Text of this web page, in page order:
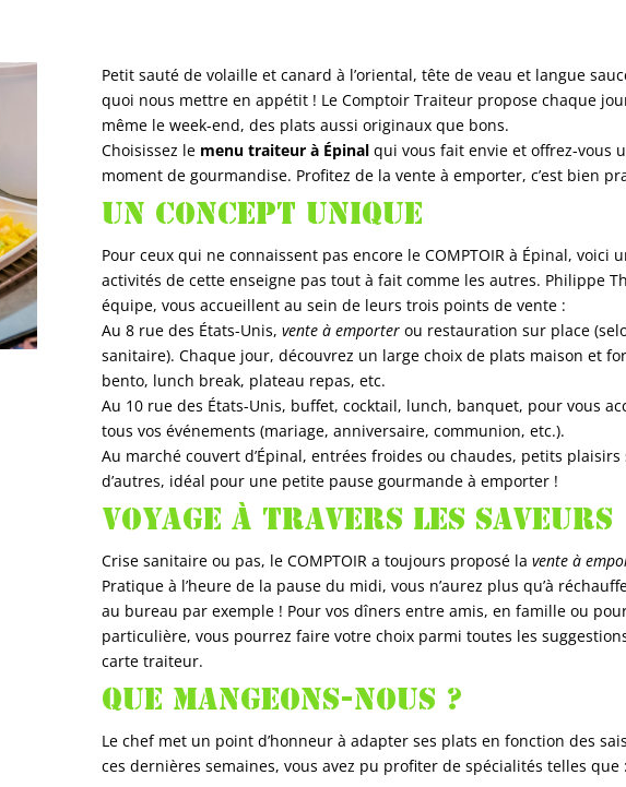
Petit sauté de volaille et canard à l’oriental, tête de veau et langue
quoi nous mettre en appétit ! Le Comptoir Traiteur propose chaque
même le week-end, des plats aussi originaux que bons.
Choisissez le menu traiteur à Épinal qui vous fait envie et offrez-vous
moment de gourmandise. Profitez de la vente à emporter, c’est bien
Un concept unique
Pour ceux qui ne connaissent pas encore le COMPTOIR à Épinal, voici
activités de cette enseigne pas tout à fait comme les autres. Philippe
équipe, vous accueillent au sein de leurs trois points de vente :
Au 8 rue des États-Unis,vente à emporter ou restauration sur place
sanitaire). Chaque jour, découvrez un large choix de plats maison et
bento, lunch break, plateau repas, etc.
Au 10 rue des États-Unis, buffet, cocktail, lunch, banquet, pour vous
tous vos événements (mariage, anniversaire, communion, etc.).
Au marché couvert d’Épinal, entrées froides ou chaudes, petits
d’autres, idéal pour une petite pause gourmande à emporter !
Voyage à travers les saveurs
Crise sanitaire ou pas, le COMPTOIR a toujours proposé lavente à
Pratique à l’heure de la pause du midi, vous n’aurez plus qu’à
au bureau par exemple ! Pour vos dîners entre amis, en famille ou
particulière, vous pourrez faire votre choix parmi toutes les
carte traiteur.
Que mangeons-nous ?
Le chef met un point d’honneur à adapter ses plats en fonction des
ces dernières semaines, vous avez pu profiter de spécialités telles que :